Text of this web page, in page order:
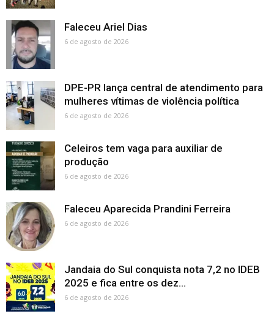
Faleceu Ariel Dias
6 de agosto de 2026
DPE-PR lança central de atendimento para
mulheres vítimas de violência política
6 de agosto de 2026
Celeiros tem vaga para auxiliar de
produção
6 de agosto de 2026
Faleceu Aparecida Prandini Ferreira
6 de agosto de 2026
Jandaia do Sul conquista nota 7,2 no IDEB
2025 e fica entre os dez...
6 de agosto de 2026